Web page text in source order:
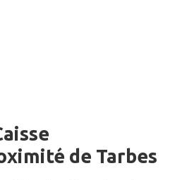
de Tarbes